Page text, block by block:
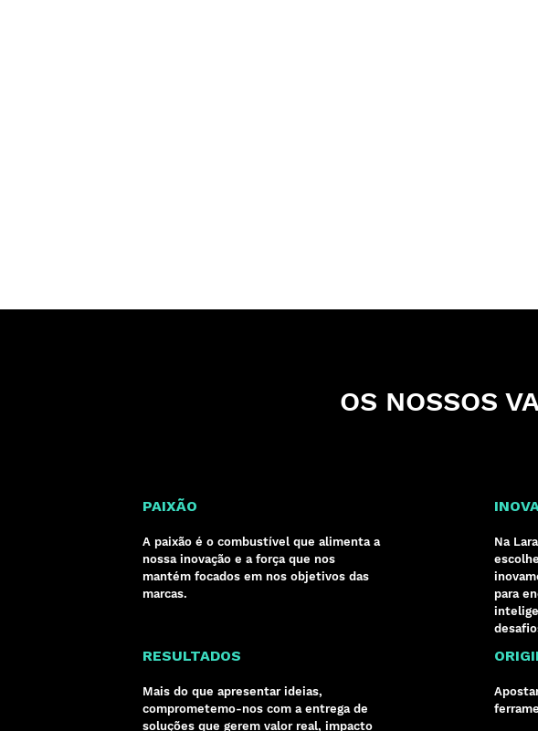
OS NOSSOS
PAIXÃO
A paixão é o combustível que alimenta a
nossa inovação e a força que nos
mantém focados em nos objetivos das
marcas.
Na
para
RESULTADOS
Mais do que apresentar ideias,
comprometemo-nos com a entrega de
soluções que gerem valor real, impacto